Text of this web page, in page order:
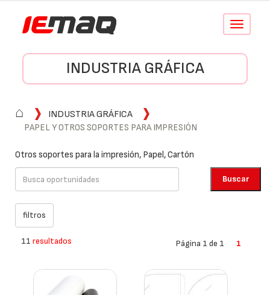
Conmutar
INDUSTRIA GRÁFICA
⌂
INDUSTRIA GRÁFICA
PAPEL Y OTROS SOPORTES PARA IMPRESIÓN
Otros soportes para la impresión, Papel, Cartón
11 resultados Página 1 de 1 1